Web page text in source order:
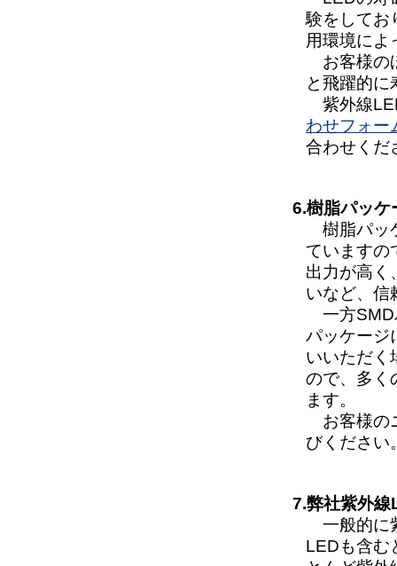
験をしてお
用環境によ
お客様の
と飛躍的に
紫外線
わせフォー
合わせくだ
6.樹脂パッケ
樹脂パッ
ていますの
出力が高く
いなど、信
一方SMD
パッケージ
いいただく
ので、多く
ます。
お客様の
びください
7.弊社紫外線
一般的に
LEDも含む